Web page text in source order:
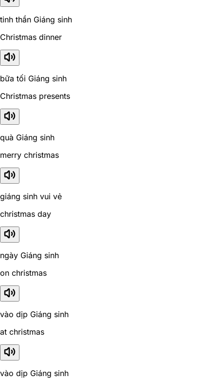
tinh thần Giáng sinh
Christmas dinner
bữa tối Giáng sinh
Christmas presents
quà Giáng sinh
merry christmas
giáng sinh vui vẻ
christmas day
ngày Giáng sinh
on christmas
vào dịp Giáng sinh
at christmas
vào dịp Giáng sinh